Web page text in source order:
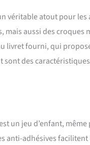
véritable atout pour
mais aussi des
livret fourni, qui
sont des
un jeu d’enfant,
anti-adhésives